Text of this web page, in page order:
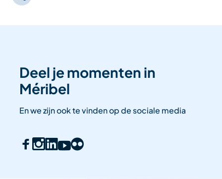
Deel je momenten in
Méribel
En we zijn ook te vinden op de sociale media